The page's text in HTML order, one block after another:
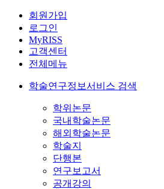
회원가입
로그인
MyRISS
고객센터
전체메뉴
학술연구정보서비스 검색
학위논문
국내학술논문
해외학술논문
학술지
단행본
연구보고서
공개강의